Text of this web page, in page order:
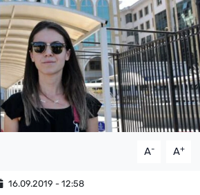
A- A+
16.09.2019 - 12:58